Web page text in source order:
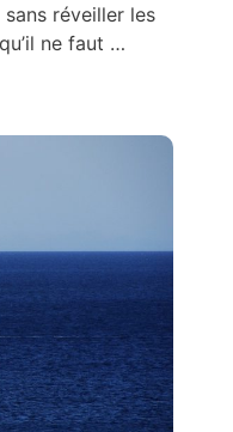
réveiller les
ne faut …